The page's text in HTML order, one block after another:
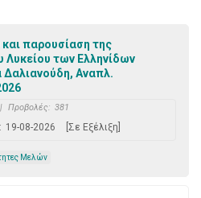
και παρουσίαση της
Λυκείου των Ελληνίδων
Αναπλ.
| Προβολές: 381
19-08-2026 [Σε Εξέλιξη]
Μελών